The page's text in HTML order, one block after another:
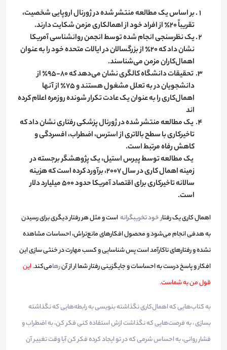
بر اساس یک مطالعه منتشر شده در ژورنال اروپایی شخصیت،
تقریباً 20٪ از افراد خود از اهمالکاری مزمن شکایت دارند.
یک نظرسنجی انجام شده توسط انجمن روانشناسی آمریکا
نشان داد که 20٪ از بزرگسالان در ایالات متحده خود را به عنوان
اهمال‌کاران مزمن می‌شناسند.
تحقیقات دانشگاه کالگری نشان می‌دهد که 80-95٪ از
دانشجویان
در به تعلل مشغول هستند و 75٪ از آنها
اهمال‌کاری را به عنوان یک عادت تکرار شونده روزمره اعلام کرده
اند
یک مطالعه منتشر شده در ژورنال پزشکی رفتاری نشان داد که
تاخیرکاری با سطح بالاتری از استرس، اضطراب، افسردگی و
کاهش رفاه مرتبطاست.
یک مطالعه توسط پیرس استیل، یک پژوهشگر برجسته در
زمینه اهمال کاری در سال 2007، برآورد کرده است که هزینه
سالانه تاخیرکاری برای اقتصاد آمریکاحدود 500 میلیارد دلار
است.
اهمال کاری یک رفتار خود تخریبگرانهاست و مثل هر رفتار دیگری برای رسیدن
به هدفی انجام می‌شود و محصول افکارهای مانع‌تراش، احساسات مشاهده
نشده و رفتارهای ناکارآمد است پس شناسایی و کسب مهارت در خنثی سازی این
افکار و پاسخ درست به احساسات و جایگزینی رفتار شما ار از آنرهامی‌کند. این
قول من به شماست.
به کتاب‌هایی که اهمال‌کاری نگذاشته بنویسی به رابطه‌هایی که نگذاشته
بسازی ، به فرصت‌هایی که نگذاشت ازش استفاده کنی فکر کن، به اضطراب و
فشار روانی، به احساس شرمی که در تو ایجاد کرده فکر کن آیا وقت تغییر آن